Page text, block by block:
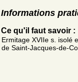
Informations
Ce qu'il faut savoir :
Ermitage XVIIe s. isolé
de Saint-Jacques-de-